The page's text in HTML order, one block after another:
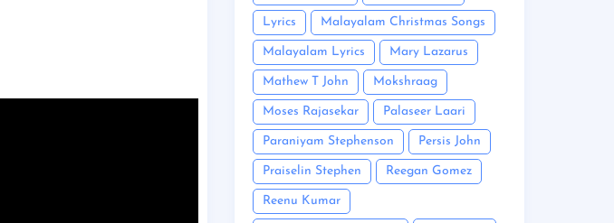
Lyrics Malayalam Christmas Songs
Malayalam Lyrics Mary Lazarus
Mathew T John Mokshraag
Moses Rajasekar Palaseer Laari
Paraniyam Stephenson Persis John
Praiselin Stephen Reegan Gomez
Reenu Kumar